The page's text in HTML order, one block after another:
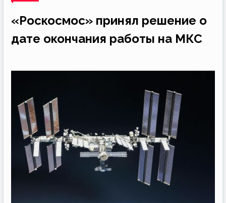
«Роскосмос» принял решение о
дате окончания работы на МКС